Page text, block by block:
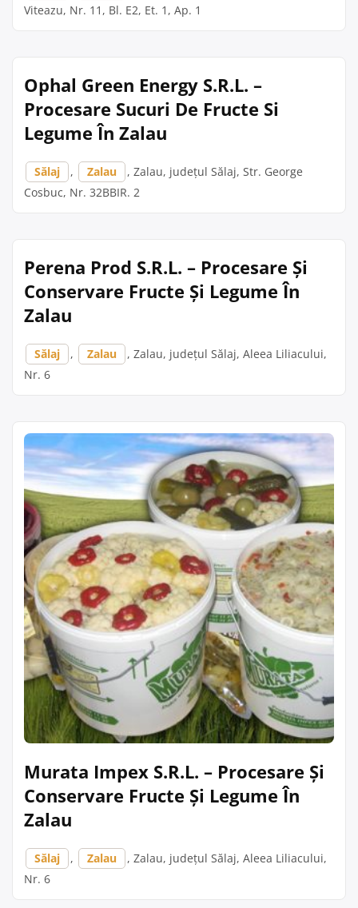
Viteazu, Nr. 11, Bl. E2, Et. 1, Ap. 1
Ophal Green Energy S.R.L. –
Procesare Sucuri De Fructe Si
Legume În Zalau
Sălaj , Zalau
, Zalau, județul Sălaj, Str. George
Cosbuc, Nr. 32BBIR. 2
Perena Prod S.R.L. – Procesare Și
Conservare Fructe Și Legume În
Zalau
Sălaj , Zalau
, Zalau, județul Sălaj, Aleea Liliacului,
Nr. 6
Murata Impex S.R.L. – Procesare Și
Conservare Fructe Și Legume În
Zalau
Sălaj , Zalau
, Zalau, județul Sălaj, Aleea Liliacului,
Nr. 6